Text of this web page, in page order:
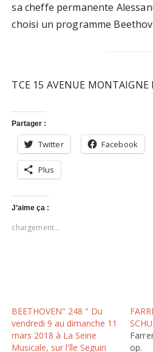
sa cheffe permanente
choisi un programme
TCE 15 AVENUE MONTAIGNE
Partager :
Twitter Facebook
Plus
J’aime ça :
chargement…
BEETHOVEN" 248 " Du
vendredi 9 au dimanche 11
mars 2018 à La Seine
Musicale, sur l'île Seguin
op.